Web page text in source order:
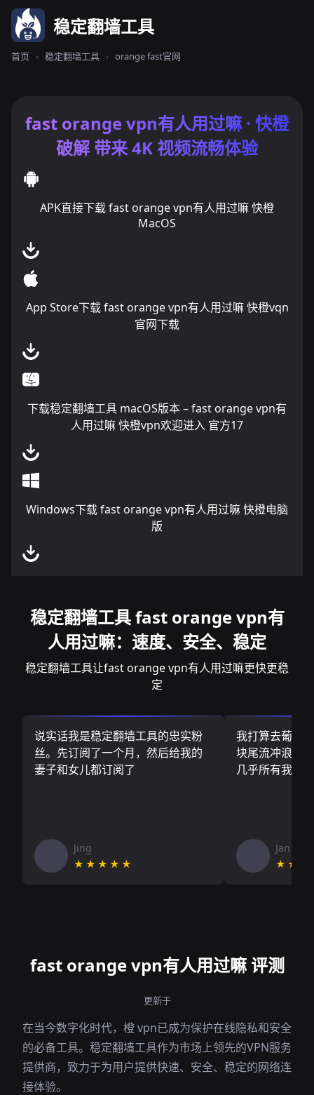
稳定翻墙工具
首页 › 稳定翻墙工具 › orange fast官网
fast orange vpn有人用过嘛 · 快橙
破解 带来 4K 视频流畅体验
APK直接下载 fast orange vpn有人用过嘛 快橙
MacOS
App Store下载 fast orange vpn有人用过嘛 快橙vqn
官网下载
下载稳定翻墙工具 macOS版本 – fast orange vpn有
人用过嘛 快橙vpn欢迎进入 官方17
Windows下载 fast orange vpn有人用过嘛 快橙电脑
版
稳定翻墙工具 fast orange vpn有
人用过嘛：速度、安全、稳定
稳定翻墙工具让fast orange vpn有人用过嘛更快更稳
定
说实话我是稳定翻墙工具的忠实粉
丝。先订阅了一个月，然后给我的
妻子和女儿都订阅了
Jing
★★★★★
我打算去葡萄
块尾流冲浪板
几乎所有我需
Jan V
fast orange vpn有人用过嘛 评测
更新于
在当今数字化时代，橙 vpn已成为保护在线隐私和安全
的必备工具。稳定翻墙工具作为市场上领先的VPN服务
提供商，致力于为用户提供快速、安全、稳定的网络连
接体验。